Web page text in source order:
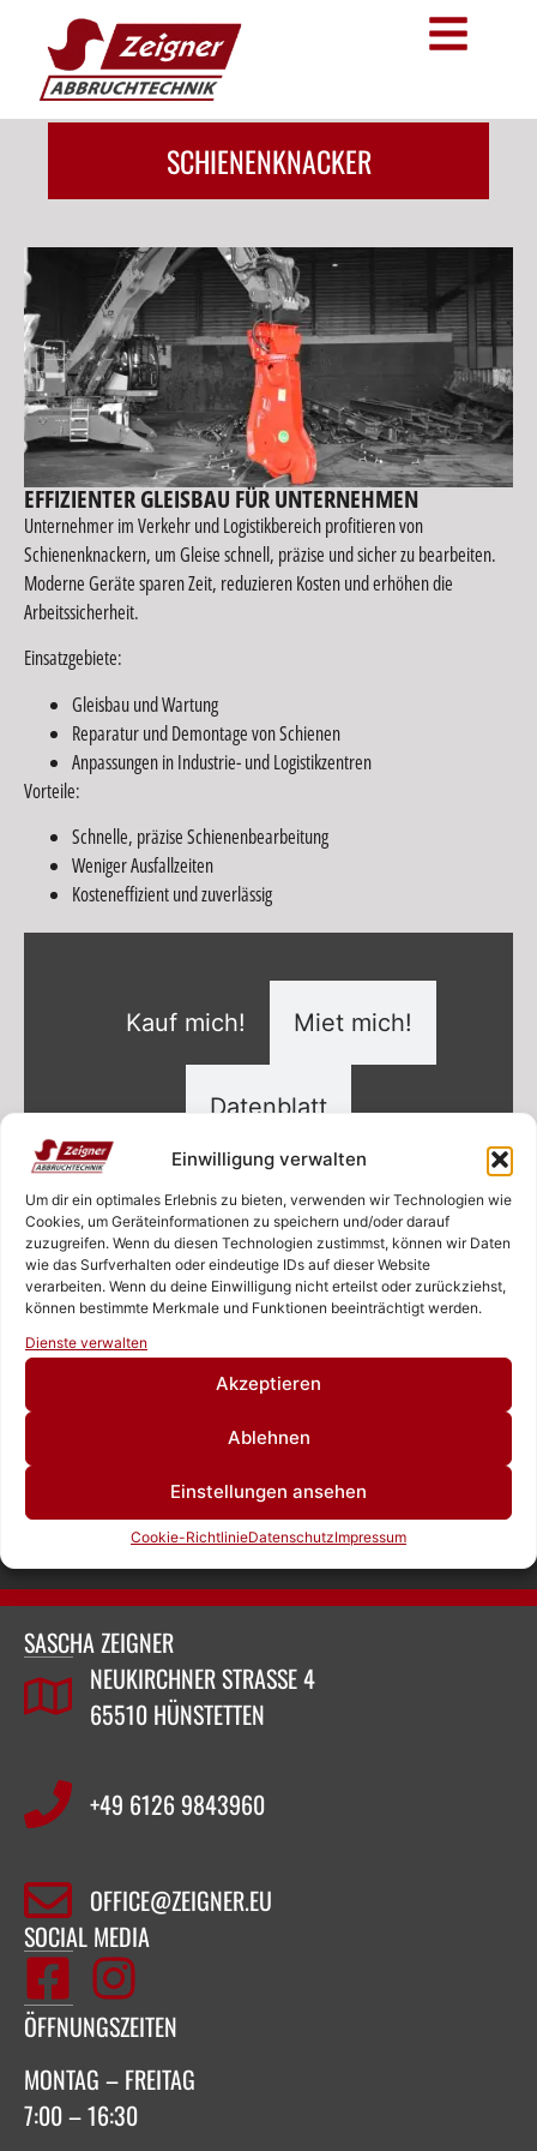
Einwilligung verwalten
Um dir ein optimales Erlebnis zu bieten, verwenden wir Technologien wie
Cookies, um Geräteinformationen zu speichern und/oder darauf
zuzugreifen. Wenn du diesen Technologien zustimmst, können wir Daten
wie das Surfverhalten oder eindeutige IDs auf dieser Website
verarbeiten. Wenn du deine Einwilligung nicht erteilst oder zurückziehst,
können bestimmte Merkmale und Funktionen beeinträchtigt werden.
Dienste verwalten
Akzeptieren
Ablehnen
Einstellungen ansehen
Cookie-RichtlinieDatenschutzImpressum
SCHIENENKNACKER
EFFIZIENTER GLEISBAU FÜR UNTERNEHMEN
Unternehmer im Verkehr und Logistikbereich profitieren von
Schienenknackern, um Gleise schnell, präzise und sicher zu bearbeiten.
Moderne Geräte sparen Zeit, reduzieren Kosten und erhöhen die
Arbeitssicherheit.
Einsatzgebiete:
Gleisbau und Wartung
Reparatur und Demontage von Schienen
Anpassungen in Industrie- und Logistikzentren
Vorteile:
Schnelle, präzise Schienenbearbeitung
Weniger Ausfallzeiten
Kosteneffizient und zuverlässig
Kauf mich! Miet mich!
Datenblatt
RRC 25 KAUFENFür Trägergerät/ Baggerklasse
25-38t
Mehr...
ZEIGNER ABBRUCHTECHNIK
SASCHA ZEIGNER
NEUKIRCHNER STRASSE 4
65510 HÜNSTETTEN
+49 6126 9843960‬
OFFICE@ZEIGNER.EU
SOCIAL MEDIA
ÖFFNUNGSZEITEN
MONTAG – FREITAG
7:00 – 16:30
Rufen Sie uns an!